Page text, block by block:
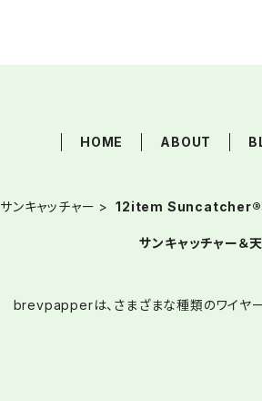
HOME ABOUT
サンキャッチャー 12item Suncatcher®︎
サンキャッチャー
brevpapperは、さまざまな種類のワイヤ